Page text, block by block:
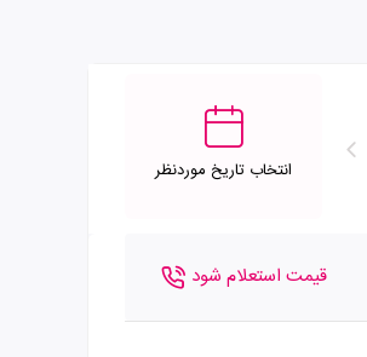
انتخاب تاریخ موردنظر
قیمت استعلام شود